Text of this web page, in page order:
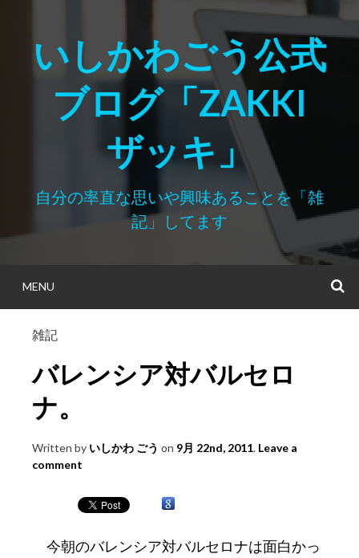
contentいしかわごう公式
ブログ「ZAKKI
ザッキ」
自分の率直な思いや興味あることを「雑
記」してます
MENU
雑記
バレンシア対バルセロ
ナ。
Written by いしかわ ごう on 9月 22nd, 2011. Leave a
comment
今朝のバレンシア対バルセロナは面白かっ